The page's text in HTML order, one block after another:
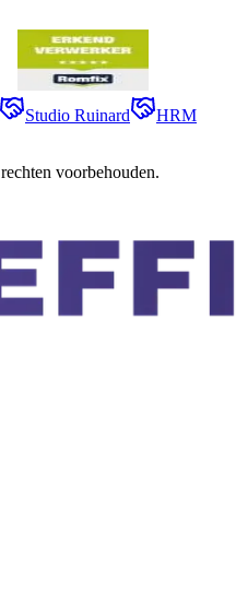
Studio Ruinard
HRM
voorbehouden.